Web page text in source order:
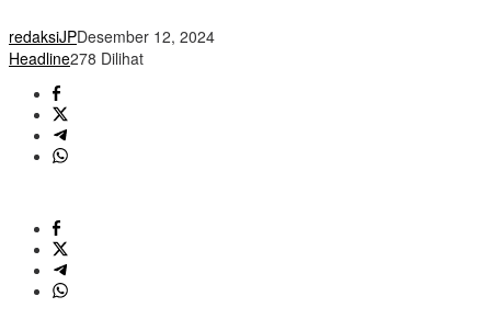
redaksiJPDesember 12, 2024
Headline278 Dilihat